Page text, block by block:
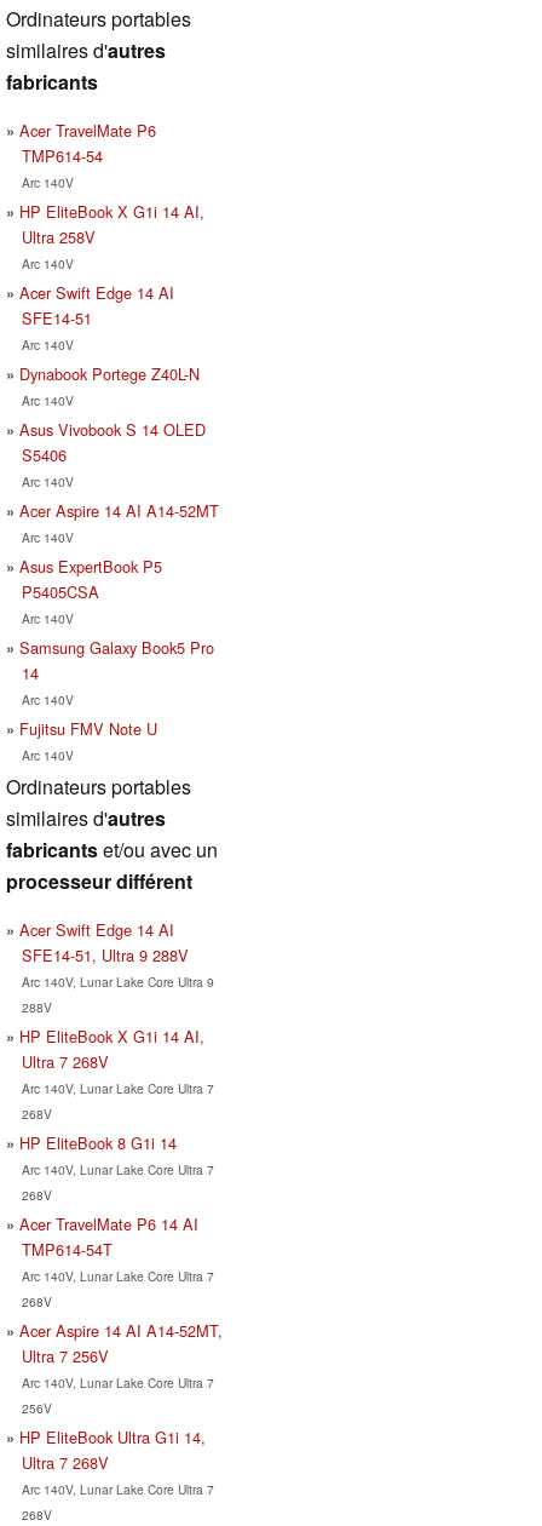
Ordinateurs portables
similaires d'autres
fabricants
Acer TravelMate P6
TMP614-54
Arc 140V
HP EliteBook X G1i 14 AI,
Ultra 258V
Arc 140V
Acer Swift Edge 14 AI
SFE14-51
Arc 140V
Dynabook Portege Z40L-N
Arc 140V
Asus Vivobook S 14 OLED
S5406
Arc 140V
Acer Aspire 14 AI A14-52MT
Arc 140V
Asus ExpertBook P5
P5405CSA
Arc 140V
Samsung Galaxy Book5 Pro
14
Arc 140V
Fujitsu FMV Note U
Arc 140V
Ordinateurs portables
similaires d'autres
fabricantset/ou avec un
processeur différent
Acer Swift Edge 14 AI
SFE14-51, Ultra 9 288V
Arc 140V, Lunar Lake Core Ultra 9
288V
HP EliteBook X G1i 14 AI,
Ultra 7 268V
Arc 140V, Lunar Lake Core Ultra 7
268V
HP EliteBook 8 G1i 14
Arc 140V, Lunar Lake Core Ultra 7
268V
Acer TravelMate P6 14 AI
TMP614-54T
Arc 140V, Lunar Lake Core Ultra 7
268V
Acer Aspire 14 AI A14-52MT,
Ultra 7 256V
Arc 140V, Lunar Lake Core Ultra 7
256V
HP EliteBook Ultra G1i 14,
Ultra 7 268V
Arc 140V, Lunar Lake Core Ultra 7
268V